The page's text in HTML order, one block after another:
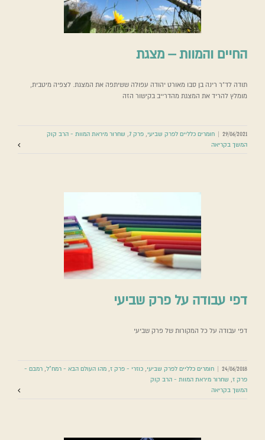
החיים והמוות – מצגת
תודה לד"ר רינה בן סבו מאורט יהודה עפולה ששיתפה את המצגת. לצפיה מיטבית,
מומלץ להריד את המצגת מהדרייב בקישור הזה
29/06/2021
| חומרים כלליים לפרק שביעי, פרק 7 , שחרור מיראת המוות - הרב קוק
המשך בקריאה
דפי עבודה על פרק שביעי
דפי עבודה על כל המקורות של פרק שביעי
24/06/2018
| חומרים כלליים לפרק שביעי, כוזרי - פרק ז, מהו העולם הבא - רמח"ל, רמבם -
פרק ז, שחרור מיראת המוות - הרב קוק
המשך בקריאה